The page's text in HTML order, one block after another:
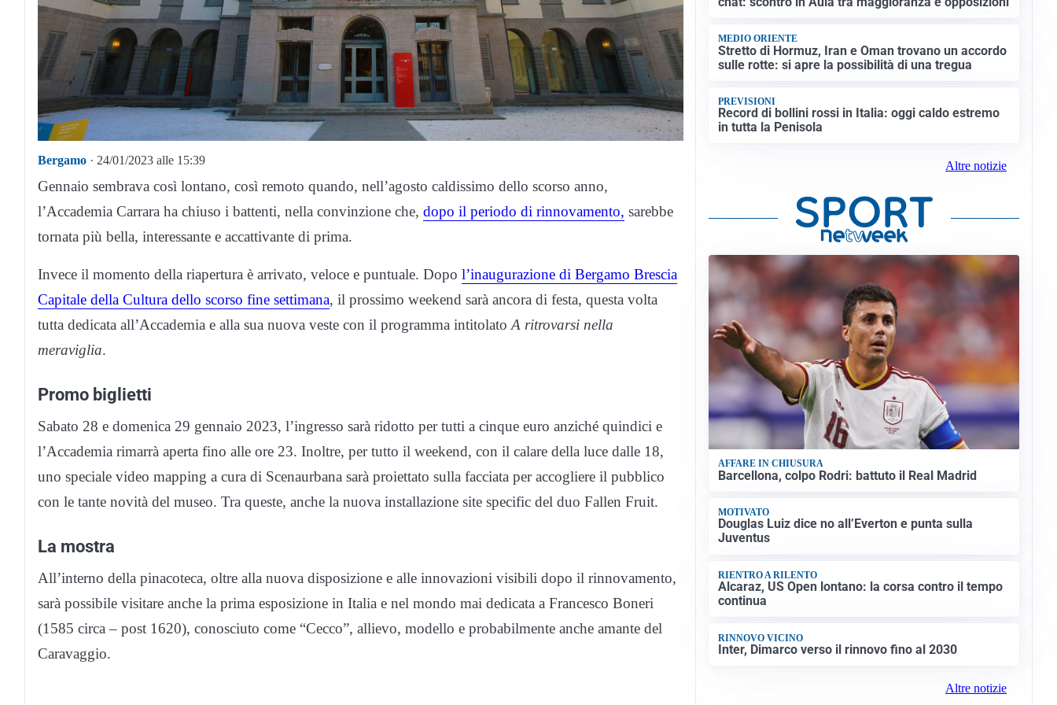
Bergamo · 24/01/2023 alle 15:39
Gennaio sembrava così lontano, così remoto quando, nell’agosto caldissimo dello scorso anno,
l’Accademia Carrara ha chiuso i battenti, nella convinzione che, dopo il periodo di rinnovamento, sarebbe
tornata più bella, interessante e accattivante di prima.
Invece il momento della riapertura è arrivato, veloce e puntuale. Dopo l’inaugurazione di Bergamo Brescia
Capitale della Cultura dello scorso fine settimana, il prossimo weekend sarà ancora di festa, questa volta
tutta dedicata all’Accademia e alla sua nuova veste con il programma intitolato A ritrovarsi nella
meraviglia.
Promo biglietti
Sabato 28 e domenica 29 gennaio 2023, l’ingresso sarà ridotto per tutti a cinque euro anziché quindici e
l’Accademia rimarrà aperta fino alle ore 23. Inoltre, per tutto il weekend, con il calare della luce dalle 18,
uno speciale video mapping a cura di Scenaurbana sarà proiettato sulla facciata per accogliere il pubblico
con le tante novità del museo. Tra queste, anche la nuova installazione site specific del duo Fallen Fruit.
La mostra
All’interno della pinacoteca, oltre alla nuova disposizione e alle innovazioni visibili dopo il rinnovamento,
sarà possibile visitare anche la prima esposizione in Italia e nel mondo mai dedicata a Francesco Boneri
(1585 circa – post 1620), conosciuto come “Cecco”, allievo, modello e probabilmente anche amante del
Caravaggio.
MEDIO ORIENTE
Stretto di Hormuz, Iran e Oman trovano un accordo
sulle rotte: si apre la possibilità di una tregua
PREVISIONI
Record di bollini rossi in Italia: oggi caldo estremo
in tutta la Penisola
Altre notizie
AFFARE IN CHIUSURA
Barcellona, colpo Rodri: battuto il Real Madrid
MOTIVATO
Douglas Luiz dice no all’Everton e punta sulla
Juventus
RIENTRO A RILENTO
Alcaraz, US Open lontano: la corsa contro il tempo
continua
RINNOVO VICINO
Inter, Dimarco verso il rinnovo fino al 2030
Altre notizie